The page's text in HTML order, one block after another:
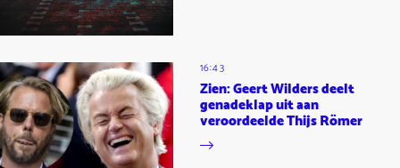
16:43
Zien: Geert Wilders deelt
genadeklap uit aan
veroordeelde Thijs Römer